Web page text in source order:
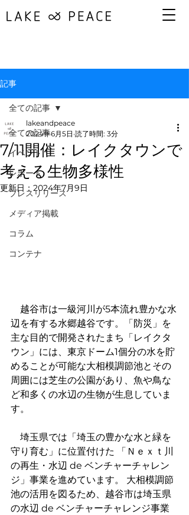
記事
全ての記事
イベント
レポート
プレスリリース
メディア掲載
コラム
コンテナ
全ての記事
7/11開催：レイクタウンで
考える生物多様性
lakeandpeace
2024年6月5日 読了時間: 3分
更新日： 2024年7月9日
越谷市は一級河川が5本流れ豊かな水
辺を有する水郷越谷です。「防災」を
主な目的で開発されたまち「レイクタ
ウン」には、東京ドーム1個分の水を貯
めることが可能な大相模調節池とその
周囲には芝生の公園があり、魚や鳥な
ど和多くの水辺の生物が生息していま
す。
埼玉県では「埼玉の豊かな水と緑を
守り育む」に位置付けた 「Ｎｅｘｔ川
の再生・水辺 de ベンチャーチャレン
ジ」事業を進めています。 大相模調節
池の活用を図るため、越谷市は埼玉県
の水辺 de ベンチャーチャレンジ事業